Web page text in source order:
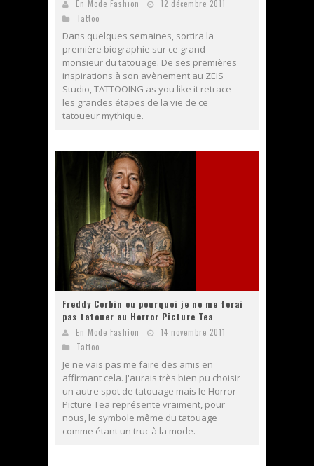
En Mode Fashion
12 décembre 2011
Tattoo
Dans quelques semaines, sortira la
première biographie sur ce grand
monsieur du tatouage. De ses premières
inspirations à son avènement au ZEIS
Studio, TATTOOING as you like it retrace
les grandes étapes de la vie de ce
tatoueur mythique.
Freddy Corbin ou pourquoi je ne me ferai
pas tatouer au Horror Picture Tea
En Mode Fashion
14 novembre 2011
Tattoo
Je ne vais pas me faire des amis en
affirmant cela. J'aurais très bien pu choisir
un autre spot de tatouage mais le Horror
Picture Tea représente vraiment, pour
nous, le symbole même du tatouage
comme étant un truc à la mode.